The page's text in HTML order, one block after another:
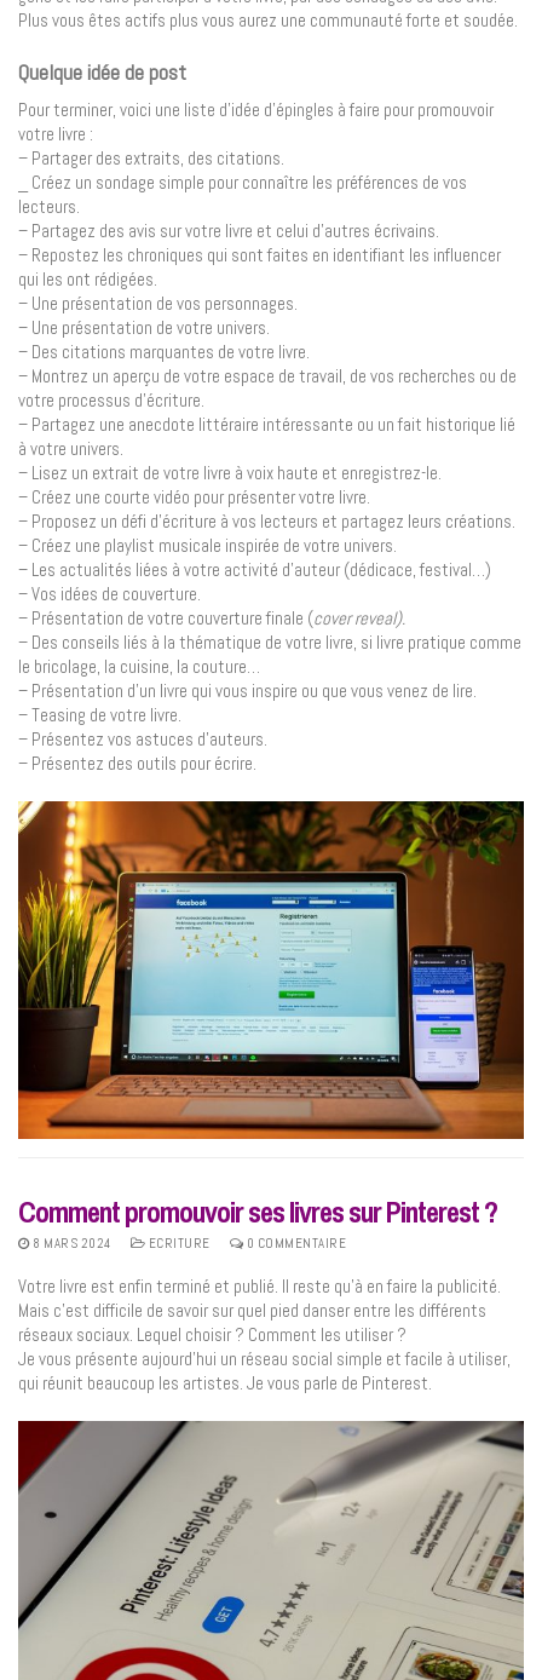
Plus vous êtes actifs plus vous aurez une communauté forte et soudée.
Quelque idée de post
Pour terminer, voici une liste d’idée d’épingles à faire pour promouvoir
votre livre :
– Partager des extraits, des citations.
_ Créez un sondage simple pour connaître les préférences de vos
lecteurs.
– Partagez des avis sur votre livre et celui d’autres écrivains.
– Repostez les chroniques qui sont faites en identifiant les influencer
qui les ont rédigées.
– Une présentation de vos personnages.
– Une présentation de votre univers.
– Des citations marquantes de votre livre.
– Montrez un aperçu de votre espace de travail, de vos recherches ou de
votre processus d’écriture.
– Partagez une anecdote littéraire intéressante ou un fait historique lié
à votre univers.
– Lisez un extrait de votre livre à voix haute et enregistrez-le.
– Créez une courte vidéo pour présenter votre livre.
– Proposez un défi d’écriture à vos lecteurs et partagez leurs créations.
– Créez une playlist musicale inspirée de votre univers.
– Les actualités liées à votre activité d’auteur (dédicace, festival…)
– Vos idées de couverture.
– Présentation de votre couverture finale (cover reveal).
– Des conseils liés à la thématique de votre livre, si livre pratique comme
le bricolage, la cuisine, la couture…
– Présentation d’un livre qui vous inspire ou que vous venez de lire.
– Teasing de votre livre.
– Présentez vos astuces d’auteurs.
– Présentez des outils pour écrire.
Comment promouvoir ses livres sur Pinterest ?
8 MARS 2024 ECRITURE 0 COMMENTAIRE
Votre livre est enfin terminé et publié. Il reste qu’à en faire la publicité.
Mais c’est difficile de savoir sur quel pied danser entre les différents
réseaux sociaux. Lequel choisir ? Comment les utiliser ?
Je vous présente aujourd’hui un réseau social simple et facile à utiliser,
qui réunit beaucoup les artistes. Je vous parle de Pinterest.